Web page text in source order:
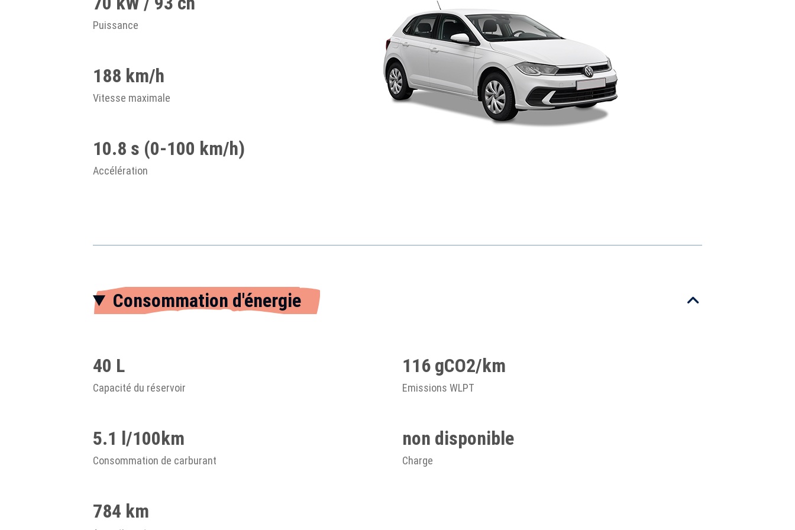
Puissance
188 km/h
Vitesse maximale
10.8 s (0-100 km/h)
Accélération
Consommation d'énergie
40 L
Capacité du réservoir
116 gCO2/km
Emissions WLPT
5.1 l/100km
Consommation de carburant
non disponible
Charge
784 km